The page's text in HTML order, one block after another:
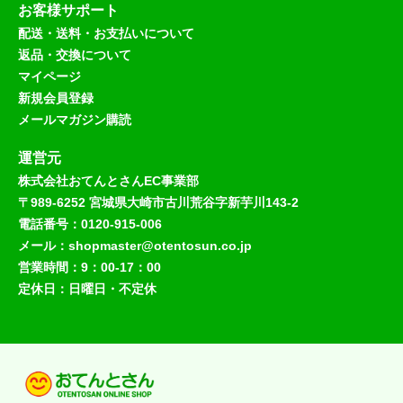
お客様サポート
配送・送料・お支払いについて
返品・交換について
マイページ
新規会員登録
メールマガジン購読
運営元
株式会社おてんとさんEC事業部
〒989-6252 宮城県大崎市古川荒谷字新芋川143-2
電話番号：0120-915-006
メール：shopmaster@otentosun.co.jp
営業時間：9：00-17：00
定休日：日曜日・不定休